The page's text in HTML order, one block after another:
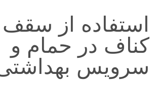
استفاده از سقف
کناف در حمام و
سرویس